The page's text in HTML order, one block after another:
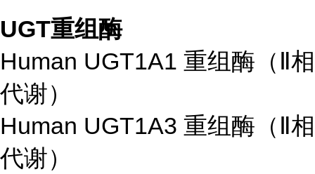
UGT重组酶
Human UGT1A1 重组酶（Ⅱ相
代谢）
Human UGT1A3 重组酶（Ⅱ相
代谢）